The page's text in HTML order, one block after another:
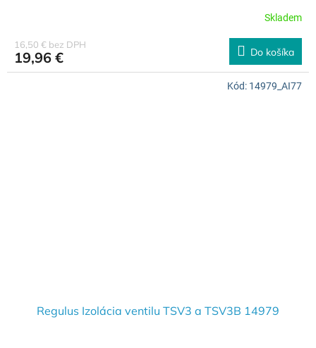
Skladem
16,50 € bez DPH
19,96 € Do košíka
Regulus Izolácia ventilu TSV3 a TSV3B 14979
Kód: 14979_AI77